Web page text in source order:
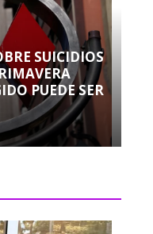
SUICIDIOS
PUEDE SER